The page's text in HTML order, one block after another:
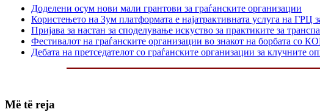
Доделени осум нови мали грантови за граѓанските организации
Користењето на Зум платформата е најатрактивната услуга на ГРЦ
Пријава за настан за споделување искуство за практиките за
Фестивалот на граѓанските организации во знакот на борбата со
Дебата на претседателот со граѓанските организации за клучните
Më të reja